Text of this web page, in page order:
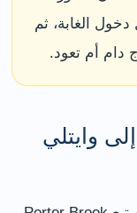
الغابة، ثم
دام أم تعود.
المسار من Endcliffe Park إلى وايتلي